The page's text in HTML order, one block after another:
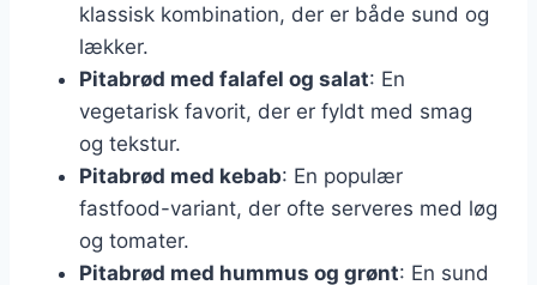
klassisk kombination, der er både sund og
lækker.
Pitabrød med falafel og salat: En
vegetarisk favorit, der er fyldt med smag
og tekstur.
Pitabrød med kebab: En populær
fastfood-variant, der ofte serveres med løg
og tomater.
Pitabrød med hummus og grønt: En sund